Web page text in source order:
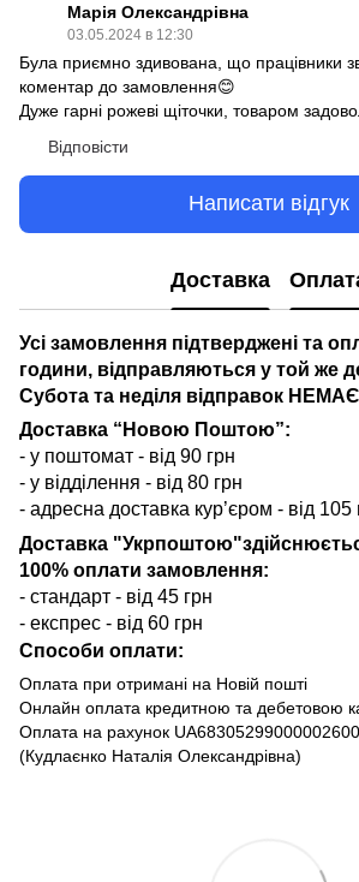
Марія Олександрівна
03.05.2024 в 12:30
Була приємно здивована, що працівники
коментар до замовлення😊
Дуже гарні рожеві щіточки, товаром
Відповісти
Написати відгук
Доставка
Усі замовлення підтверджені та
години, відправляються у той же
Субота та неділя відправок НЕМАЄ
Доставка “Новою Поштою”:
- у поштомат - від 90 грн
- у відділення - від 80 грн
- адресна доставка кур’єром - від 105
Доставка
100% оплати замовлення:
- стандарт - від 45 грн
- експрес - від 60 грн
Способи оплати:
Оплата при отримані на Новій пошті
Онлайн оплата кредитною та дебетовою
Оплата на рахунок
(Кудлаєнко Наталія Олександрівна)